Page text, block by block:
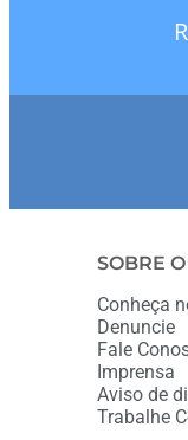
SOBRE
Conheça
Denuncie
Fale
Imprensa
Aviso de
Trabalhe